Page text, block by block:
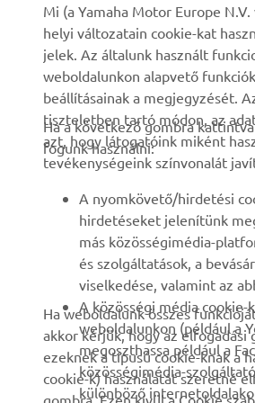
Rólunk
Hírek és Promóciók
Sajtó
Munka a Yamahánál
Legyen kereskedő
Emberi jogi szabályzat
Fenntarthatósági
alapirányelv
Bejelentés elküldése
Mi (a Yamaha Motor Europe
helyi változatain cookie-kat
jelek. Az általunk használt
weboldalunkon alapvető
beállításainak a megjegyzését.
tiszteletben tartó módon, az
azt, hogy látogatóink miként
tevékenységeink színvonalát
Ha a következő gombra
fogunk használni:
A nyomkövető/hirdetési
hirdetéseket jelenítünk
más közösségimédia-
és szolgáltatások, a
viselkedése, valamint az
A közösségi média
weboldalunkon (például a
megoszthassa például a
közösségimédia-
különböző
Ha weboldalunk összes
akkor kérjük, hogy az
ezeknek a típusú cookie-knak a
cookie-k) használatát szeretné
gombra. Ezen kívül a Cookie